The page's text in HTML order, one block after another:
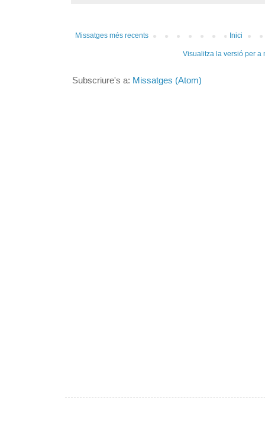
Missatges més recents Inici
Visualitza la versió per a
Subscriure's a: Missatges (Atom)